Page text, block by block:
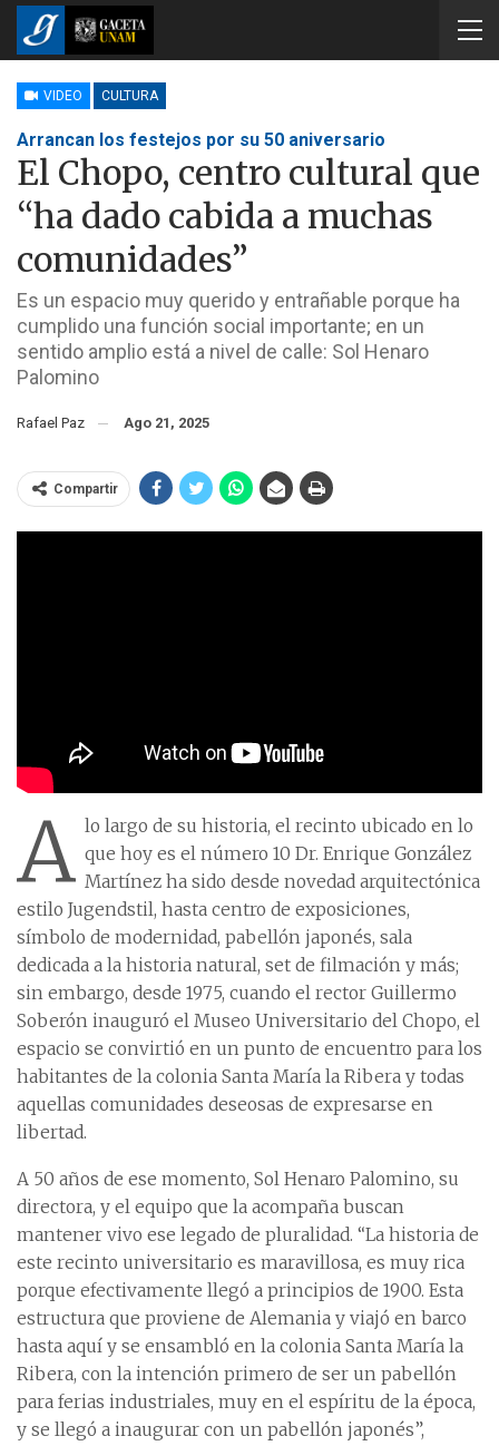
VIDEO CULTURA
Arrancan los festejos por su 50 aniversario
El Chopo, centro cultural que
“ha dado cabida a muchas
comunidades”
Es un espacio muy querido y entrañable porque ha
cumplido una función social importante; en un
sentido amplio está a nivel de calle: Sol Henaro
Palomino
Rafael Paz Ago 21, 2025
Compartir
A lo largo de su historia, el recinto ubicado en lo
que hoy es el número 10 Dr. Enrique González
Martínez ha sido desde novedad arquitectónica
estilo Jugendstil, hasta centro de exposiciones,
símbolo de modernidad, pabellón japonés, sala
dedicada a la historia natural, set de filmación y más;
sin embargo, desde 1975, cuando el rector Guillermo
Soberón inauguró el Museo Universitario del Chopo, el
espacio se convirtió en un punto de encuentro para los
habitantes de la colonia Santa María la Ribera y todas
aquellas comunidades deseosas de expresarse en
libertad.
A 50 años de ese momento, Sol Henaro Palomino, su
directora, y el equipo que la acompaña buscan
mantener vivo ese legado de pluralidad. “La historia de
este recinto universitario es maravillosa, es muy rica
porque efectivamente llegó a principios de 1900. Esta
estructura que proviene de Alemania y viajó en barco
hasta aquí y se ensambló en la colonia Santa María la
Ribera, con la intención primero de ser un pabellón
para ferias industriales, muy en el espíritu de la época,
y se llegó a inaugurar con un pabellón japonés”,